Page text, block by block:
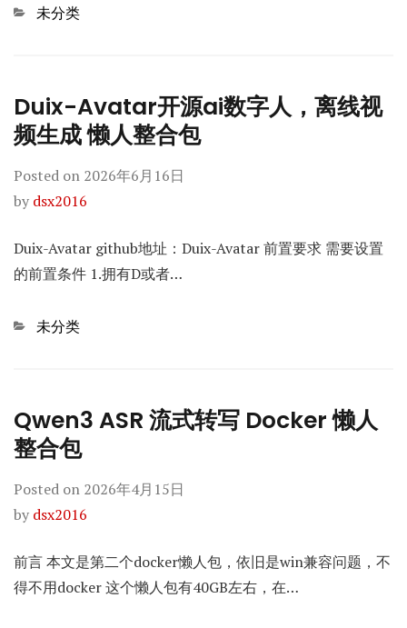
Categories
未分类
Duix-Avatar开源ai数字人，离线视
频生成 懒人整合包
Posted on 2026年6月16日
by dsx2016
Duix-Avatar github地址：Duix-Avatar 前置要求 需要设置
的前置条件 1.拥有D或者…
Categories
未分类
Qwen3 ASR 流式转写 Docker 懒人
整合包
Posted on 2026年4月15日
by dsx2016
前言 本文是第二个docker懒人包，依旧是win兼容问题，不
得不用docker 这个懒人包有40GB左右，在…